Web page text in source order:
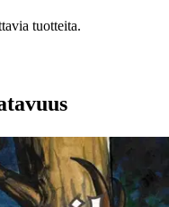
tuotteita.